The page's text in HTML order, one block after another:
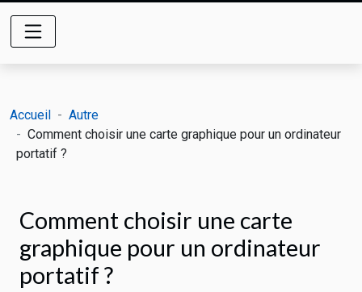
Accueil
Autre
Comment choisir une carte graphique pour un ordinateur
portatif ?
Comment choisir une carte
graphique pour un ordinateur
portatif ?